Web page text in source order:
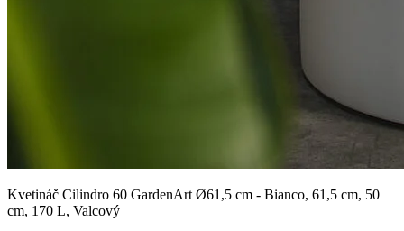
Kvetináč Cilindro 60 GardenArt Ø61,5 cm - Bianco, 61,5 cm, 50
cm, 170 L, Valcový